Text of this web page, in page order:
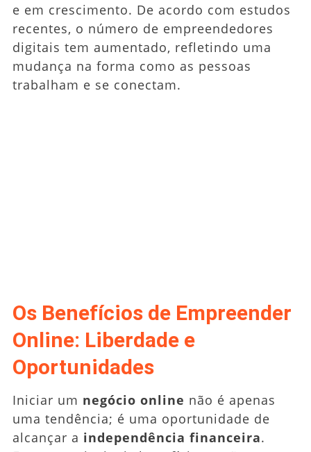
e em crescimento. De acordo com estudos
recentes, o número de empreendedores
digitais tem aumentado, refletindo uma
mudança na forma como as pessoas
trabalham e se conectam.
Os Benefícios de Empreender
Online: Liberdade e
Oportunidades
Iniciar um negócio online não é apenas
uma tendência; é uma oportunidade de
alcançar a independência financeira.